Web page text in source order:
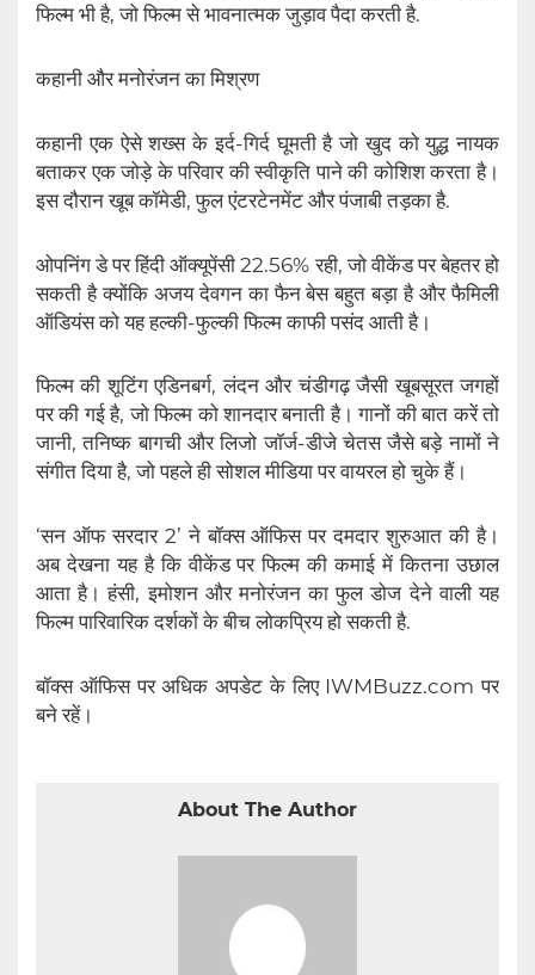
फिल्म भी है, जो फिल्म से भावनात्मक जुड़ाव पैदा करती है.
कहानी और मनोरंजन का मिश्रण
कहानी एक ऐसे शख्स के इर्द-गिर्द घूमती है जो खुद को युद्ध नायक
बताकर एक जोड़े के परिवार की स्वीकृति पाने की कोशिश करता है।
इस दौरान खूब कॉमेडी, फुल एंटरटेनमेंट और पंजाबी तड़का है.
ओपनिंग डे पर हिंदी ऑक्यूपेंसी 22.56% रही, जो वीकेंड पर बेहतर हो
सकती है क्योंकि अजय देवगन का फैन बेस बहुत बड़ा है और फैमिली
ऑडियंस को यह हल्की-फुल्की फिल्म काफी पसंद आती है।
फिल्म की शूटिंग एडिनबर्ग, लंदन और चंडीगढ़ जैसी खूबसूरत जगहों
पर की गई है, जो फिल्म को शानदार बनाती है। गानों की बात करें तो
जानी, तनिष्क बागची और लिजो जॉर्ज-डीजे चेतस जैसे बड़े नामों ने
संगीत दिया है, जो पहले ही सोशल मीडिया पर वायरल हो चुके हैं।
‘सन ऑफ सरदार 2’ ने बॉक्स ऑफिस पर दमदार शुरुआत की है।
अब देखना यह है कि वीकेंड पर फिल्म की कमाई में कितना उछाल
आता है। हंसी, इमोशन और मनोरंजन का फुल डोज देने वाली यह
फिल्म पारिवारिक दर्शकों के बीच लोकप्रिय हो सकती है.
बॉक्स ऑफिस पर अधिक अपडेट के लिए IWMBuzz.com पर
बने रहें।
About The Author